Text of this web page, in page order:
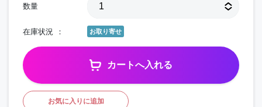
数量
在庫状況 お取り寄せ
カートへ入れる
お気に入りに追加